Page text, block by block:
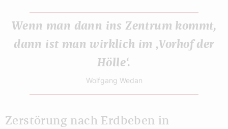
Wenn man dann ins Zentrum kommt,
dann ist man wirklich im ‚Vorhof der
Hölle‘.
Wolfgang Wedan
Zerstörung nach Erdbeben in